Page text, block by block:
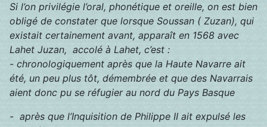
Si l’on privilégie l’oral, phonétique et oreille, on est bien
obligé de constater que lorsque Soussan ( Zuzan), qui
existait certainement avant, apparaît en 1568 avec
Lahet Juzan, accolé à Lahet, c’est :
- chronologiquement après que la Haute Navarre ait
été, un peu plus tôt, démembrée et que des Navarrais
aient donc pu se réfugier au nord du Pays Basque
- après que l’Inquisition de Philippe II ait expulsé les